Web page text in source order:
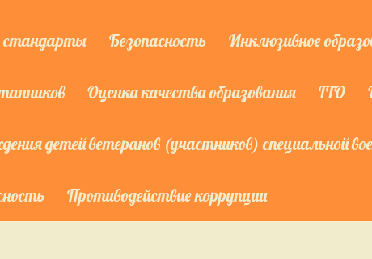
стандарты Безопасность Инклюзивное
Оценка качества образования ГТО
детей ветеранов (участников) специальной
Противодействие коррупции